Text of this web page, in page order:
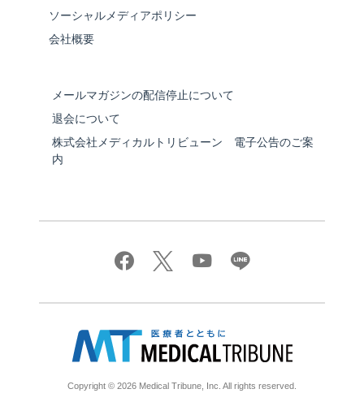
ソーシャルメディアポリシー
会社概要
メールマガジンの配信停止について
退会について
株式会社メディカルトリビューン 電子公告のご案
内
Copyright © 2026 Medical Tribune, Inc. All rights reserved.